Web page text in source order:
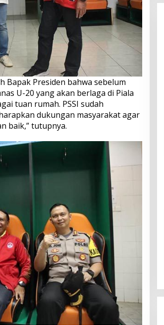
Bapak Presiden bahwa sebelum
U-20 yang akan berlaga di Piala
tuan rumah. PSSI sudah
dukungan masyarakat agar
baik,” tutupnya.